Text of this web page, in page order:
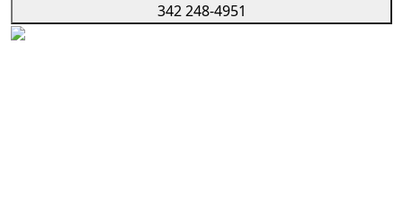
342 248-4951